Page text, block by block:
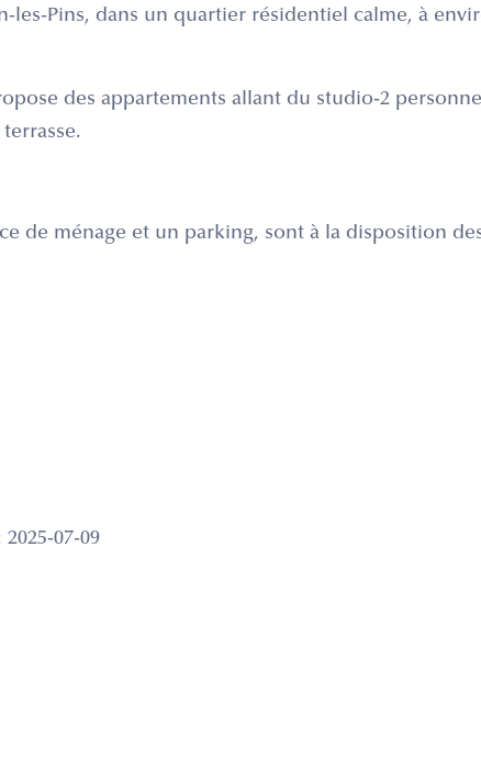
les-Pins, dans un quartier résidentiel calme, à
des appartements allant du studio-2
de ménage et un parking, sont à la disposition
07-09